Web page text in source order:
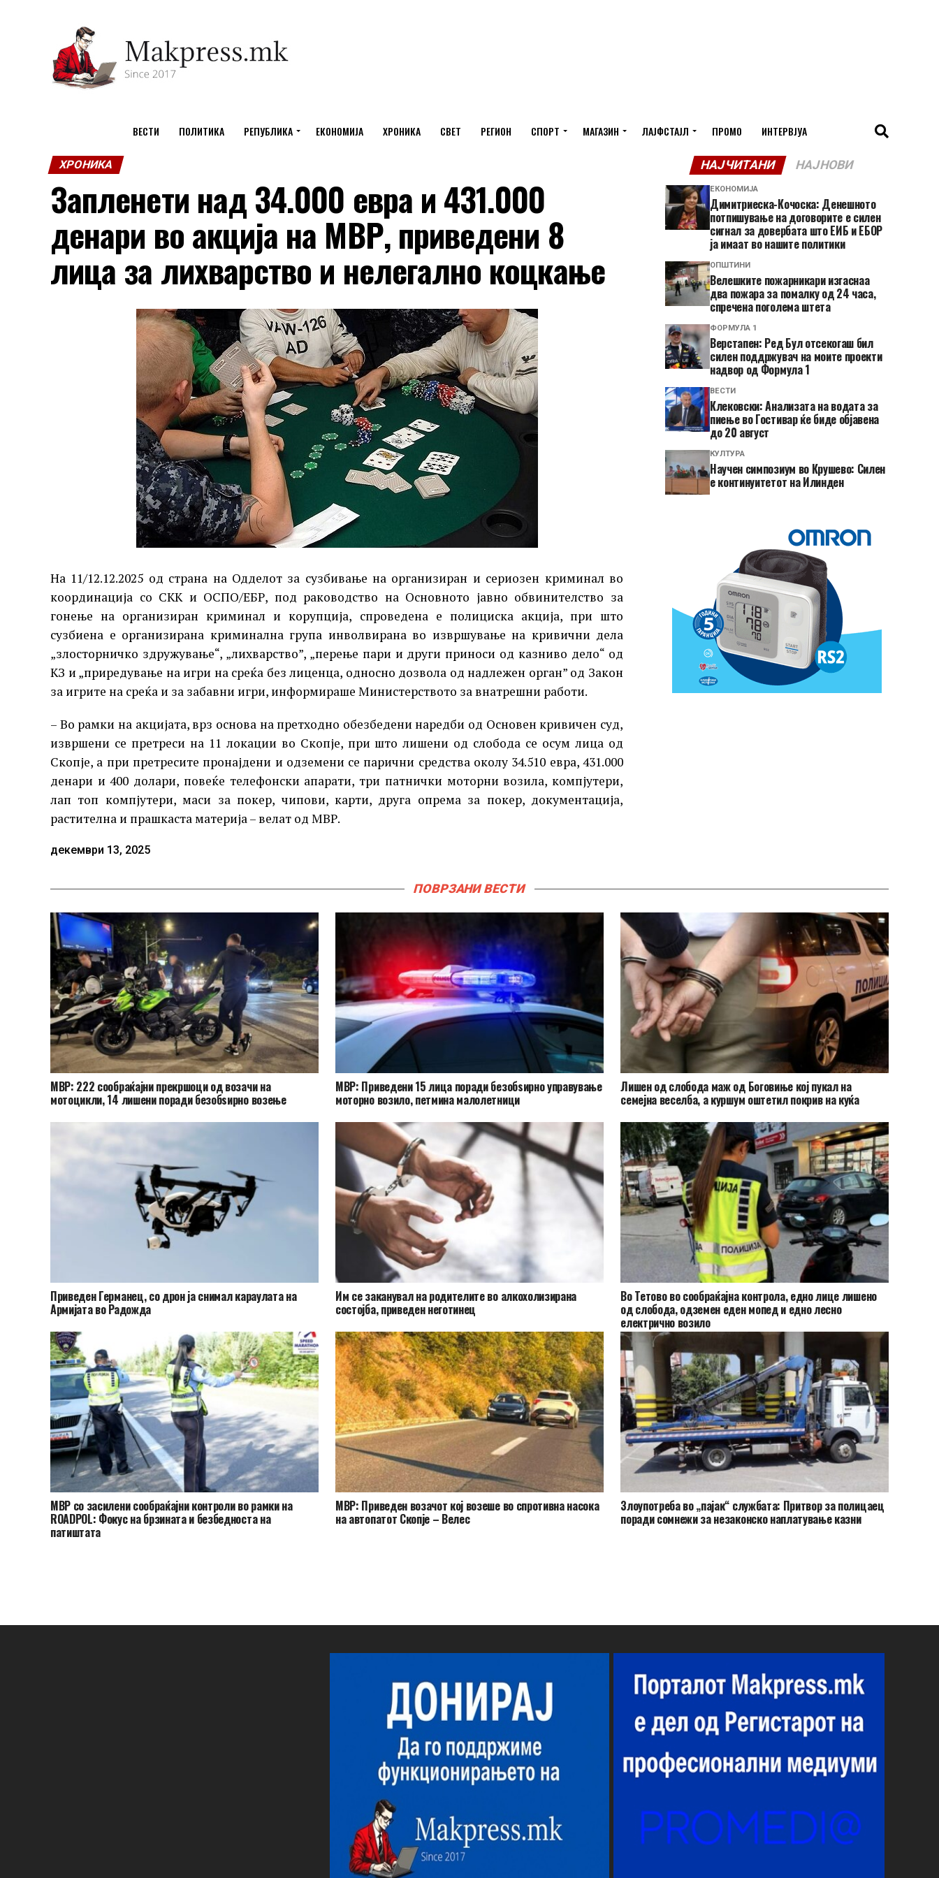
ВЕСТИ ПОЛИТИКА РЕПУБЛИКА ЕКОНОМИЈА ХРОНИКА СВЕТ РЕГИОН СПОРТ МАГАЗИН ЛАЈФСТАЈЛ ПРОМО ИНТЕРВЈУА
ХРОНИКА
Запленети над 34.000 евра и 431.000
денари во акција на МВР, приведени 8
лица за лихварство и нелегално коцкање
На 11/12.12.2025 од страна на Одделот за сузбивање на организиран и сериозен криминал во
координација со СКК и ОСПО/ЕБР, под раководство на Основното јавно обвинителство за
гонење на организиран криминал и корупција, спроведена е полициска акција, при што
сузбиена е организирана криминална група инволвирана во извршување на кривични дела
„злосторничко здружување“, „лихварство”, „перење пари и други приноси од казниво дело“ од
КЗ и „приредување на игри на среќа без лиценца, односно дозвола од надлежен орган” од Закон
за игрите на среќа и за забавни игри, информираше Министерството за внатрешни работи.
– Во рамки на акцијата, врз основа на претходно обезбедени наредби од Основен кривичен суд,
извршени се претреси на 11 локации во Скопје, при што лишени од слобода се осум лица од
Скопје, а при претресите пронајдени и одземени се парични средства околу 34.510 евра, 431.000
денари и 400 долари, повеќе телефонски апарати, три патнички моторни возила, компјутери,
лап топ компјутери, маси за покер, чипови, карти, друга опрема за покер, документација,
растителна и прашкаста материја – велат од МВР.
декември 13, 2025
НАЈЧИТАНИ НАЈНОВИ
ЕКОНОМИЈА
Димитриеска-Кочоска: Денешното
потпишување на договорите е силен
сигнал за довербата што ЕИБ и ЕБОР
ја имаат во нашите политики
ОПШТИНИ
Велешките пожарникари изгаснаа
два пожара за помалку од 24 часа,
спречена поголема штета
ФОРМУЛА 1
Верстапен: Ред Бул отсекогаш бил
силен поддржувач на моите проекти
надвор од Формула 1
ВЕСТИ
Клековски: Анализата на водата за
пиење во Гостивар ќе биде објавена
до 20 август
КУЛТУРА
Научен симпозиум во Крушево: Силен
е континуитетот на Илинден
ПОВРЗАНИ ВЕСТИ
МВР: 222 сообраќајни прекршоци од возачи на
мотоцикли, 14 лишени поради безобѕирно возење
МВР: Приведени 15 лица поради безобѕирно управување
моторно возило, петмина малолетници
Лишен од слобода маж од Боговиње кој пукал на
семејна веселба, а куршум оштетил покрив на куќа
Приведен Германец, со дрон ја снимал караулата на
Армијата во Радожда
Им се заканувал на родителите во алкохолизирана
состојба, приведен неготинец
Во Тетово во сообраќајна контрола, едно лице лишено
од слобода, одземен еден мопед и едно лесно
електрично возило
МВР со засилени сообраќајни контроли во рамки на
ROADPOL: Фокус на брзината и безбедноста на
патиштата
МВР: Приведен возачот кој возеше во спротивна насока
на автопатот Скопје – Велес
Злоупотреба во „пајак“ службата: Притвор за полицаец
поради сомнежи за незаконско наплатување казни